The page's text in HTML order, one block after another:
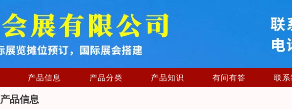
产品信息 产品分类 产品知识 有问有答 联
产品信息